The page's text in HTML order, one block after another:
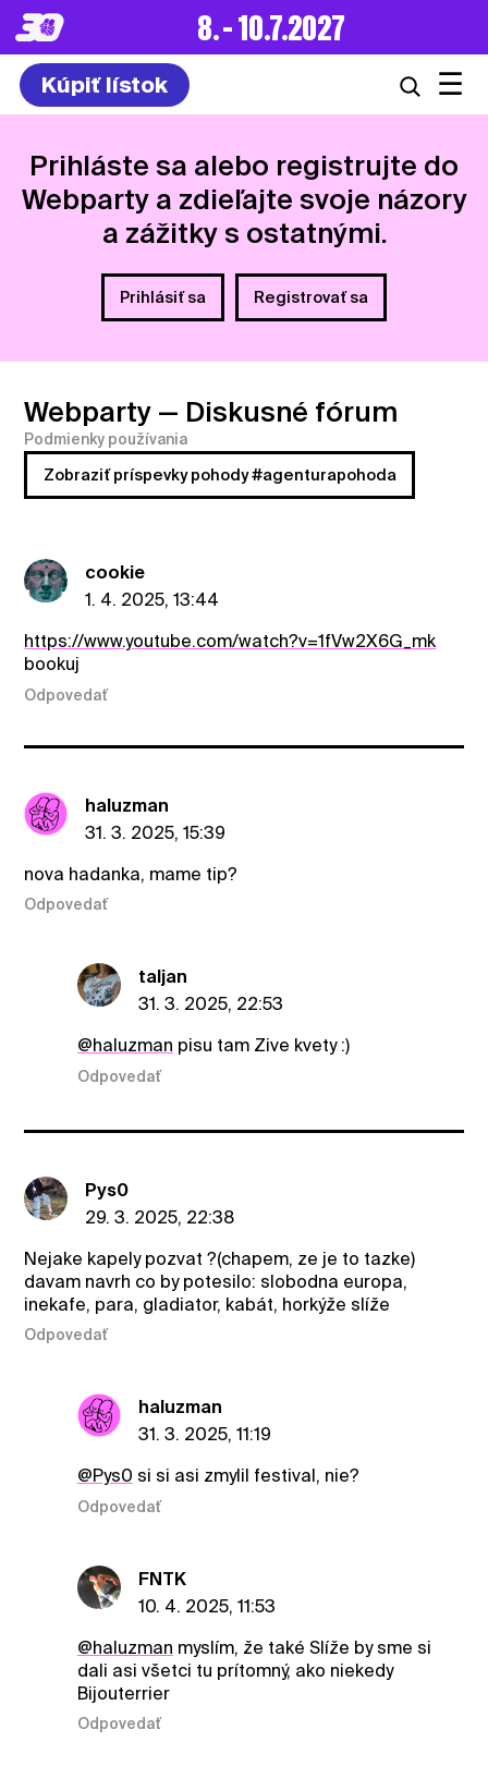
8. – 10.7.2027
Kúpiť lístok ☰
Prihláste sa alebo registrujte do
Webparty a zdieľajte svoje názory
a zážitky s ostatnými.
Prihlásiť sa Registrovať sa
Webparty — Diskusné fórum
Podmienky používania
Zobraziť príspevky pohody #agenturapohoda
cookie
1. 4. 2025, 13:44
https://www.youtube.com/watch?v=1fVw2X6G_mk
bookuj
Odpovedať
haluzman
31. 3. 2025, 15:39
nova hadanka, mame tip?
Odpovedať
taljan
31. 3. 2025, 22:53
@haluzman pisu tam Zive kvety :)
Odpovedať
Pys0
29. 3. 2025, 22:38
Nejake kapely pozvat ?(chapem, ze je to tazke)
davam navrh co by potesilo: slobodna europa,
inekafe, para, gladiator, kabát, horkýže slíže
Odpovedať
haluzman
31. 3. 2025, 11:19
@Pys0 si si asi zmylil festival, nie?
Odpovedať
FNTK
10. 4. 2025, 11:53
@haluzman myslím, že také Slíže by sme si
dali asi všetci tu prítomný, ako niekedy
Bijouterrier
Odpovedať